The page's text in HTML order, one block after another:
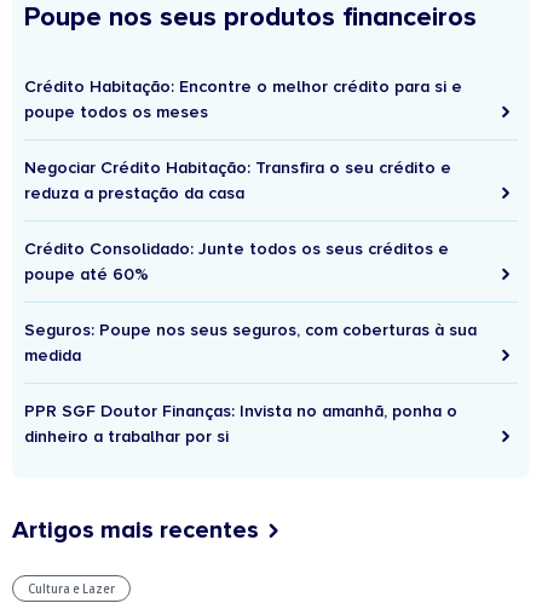
Poupe nos seus produtos financeiros
Crédito Habitação: Encontre o melhor crédito para si e
poupe todos os meses
Negociar Crédito Habitação: Transfira o seu crédito e
reduza a prestação da casa
Crédito Consolidado: Junte todos os seus créditos e
poupe até 60%
Seguros: Poupe nos seus seguros, com coberturas à sua
medida
PPR SGF Doutor Finanças: Invista no amanhã, ponha o
dinheiro a trabalhar por si
Artigos mais recentes
Cultura e Lazer